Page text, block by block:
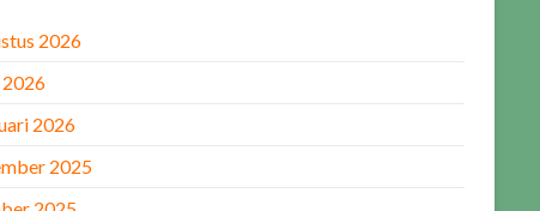
2026
2026
2025